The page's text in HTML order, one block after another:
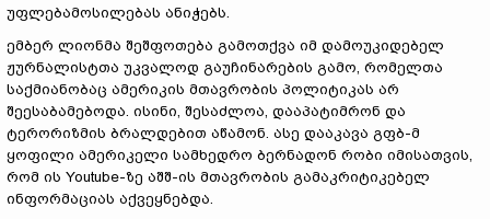
უფლებამოსილებას ანიჭებს.
ემბერ ლიონმა შეშფოთება გამოთქვა იმ დამოუკიდებელ
ჟურნალისტთა უკვალოდ გაუჩინარების გამო, რომელთა
საქმიანობაც ამერიკის მთავრობის პოლიტიკას არ
შეესაბამებოდა. ისინი, შესაძლოა, დააპატიმრონ და
ტერორიზმის ბრალდებით აწამონ. ასე დააკავა გფბ-მ
ყოფილი ამერიკელი სამხედრო ბერნადონ რობი იმისათვის,
რომ ის Youtube-ზე აშშ-ის მთავრობის გამაკრიტიკებელ
ინფორმაციას აქვეყნებდა.